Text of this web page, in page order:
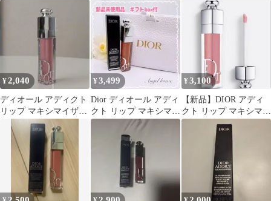
ザー 094
ザー 090
プ マキシマイザー 094
¥2,040
ディオール アディクト
リップ マキシマイザー
ケア リップ プランパー
212
¥3,499
Dior ディオール アディ
クト リップ マキシマイ
ザー 038
¥3,100
【新品】DIOR アディ
クト リップ マキシマイ
ザー056